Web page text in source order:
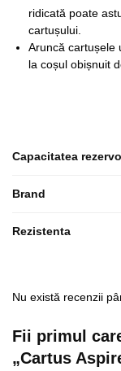
ridicată poate
cartușului.
Aruncă cartușele
la coșul obișnuit
Capacitatea
Brand
Rezistenta
Nu există recenzii
Fii primul
„Cartus